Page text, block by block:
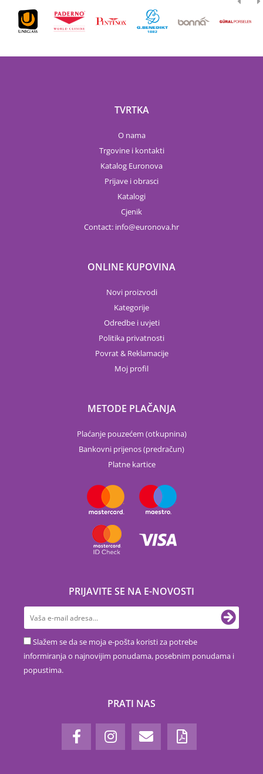
TVRTKA
O nama
Trgovine i kontakti
Katalog Euronova
Prijave i obrasci
Katalogi
Cjenik
Contact: info euronova.hr
ONLINE KUPOVINA
Novi proizvodi
Kategorije
Odredbe i uvjeti
Politika privatnosti
Povrat & Reklamacije
Moj profil
METODE PLAČANJA
Plaćanje pouzećem (otkupnina)
Bankovni prijenos (predračun)
Platne kartice
PRIJAVITE SE NA E-NOVOSTI
Slažem se da se moja e-pošta koristi za potrebe
informiranja o najnovijim ponudama, posebnim ponudama i
popustima.
PRATI NAS